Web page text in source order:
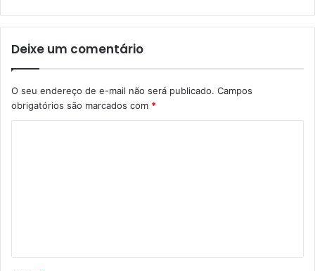
Deixe um comentário
O seu endereço de e-mail não será publicado. Campos
obrigatórios são marcados com *
á